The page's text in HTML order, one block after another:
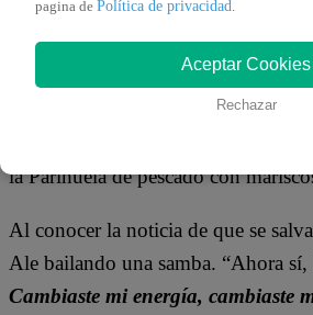
Borrero podrían ser
La participante brasilera trajo
la Parihuela de pescado con
Al conocer la noticia de que se
Ale bailando una samba. “Ahora
Cambiaste mi energía, cambiaste
pagina de Política de privacidad
Aceptar Cookies
Rechazar